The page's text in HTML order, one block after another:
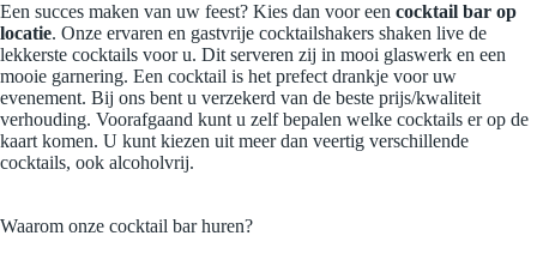
Een succes maken van uw feest? Kies dan voor een cocktail bar op
locatie. Onze ervaren en gastvrije cocktailshakers shaken live de
lekkerste cocktails voor u. Dit serveren zij in mooi glaswerk en een
mooie garnering. Een cocktail is het prefect drankje voor uw
evenement. Bij ons bent u verzekerd van de beste prijs/kwaliteit
verhouding. Voorafgaand kunt u zelf bepalen welke cocktails er op de
kaart komen. U kunt kiezen uit meer dan veertig verschillende
cocktails, ook alcoholvrij.
Waarom onze cocktail bar huren?